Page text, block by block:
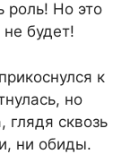
роль! Но это
будет!
к
но
глядя сквозь
ни обиды.